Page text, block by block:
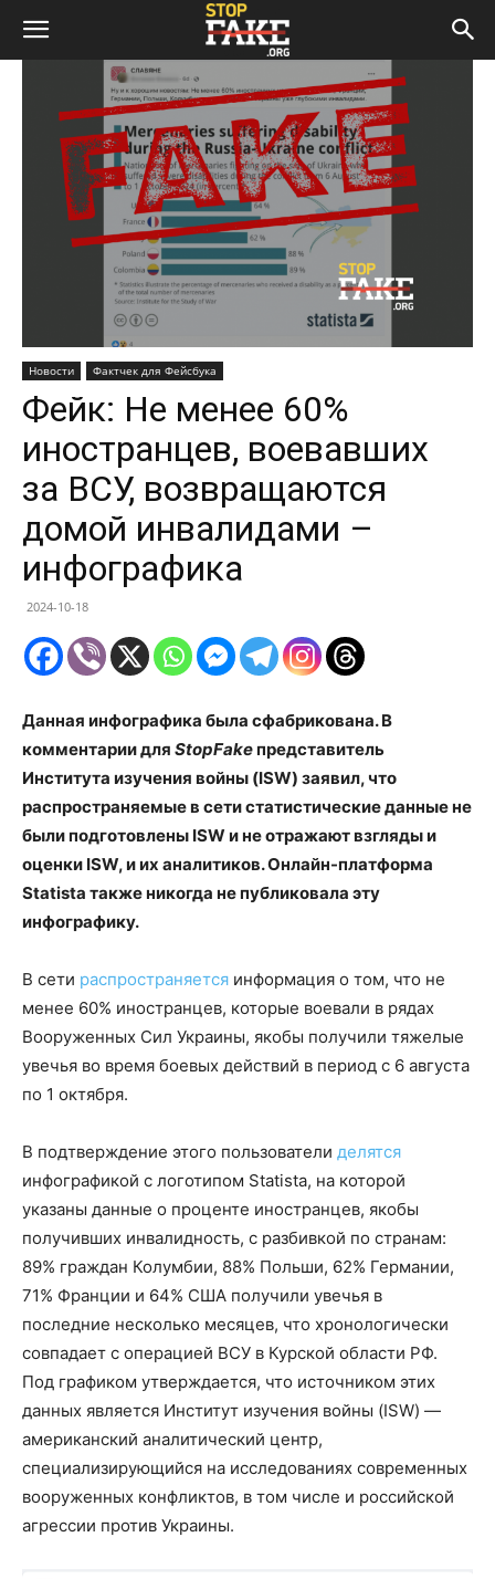
Новости Фактчек для Фейсбука
Фейк: Не менее 60%
иностранцев, воевавших
за ВСУ, возвращаются
домой инвалидами –
инфографика
2024-10-18
Данная инфографика была сфабрикована. В
комментарии для StopFakeпредставитель
Института изучения войны (ISW) заявил, что
распространяемые в сети статистические данные не
были подготовлены ISW и не отражают взгляды и
оценки ISW, и их аналитиков. Онлайн-платформа
Statista также никогда не публиковала эту
инфографику.
В сети распространяется информация о том, что не
менее 60% иностранцев, которые воевали в рядах
Вооруженных Сил Украины, якобы получили тяжелые
увечья во время боевых действий в период с 6 августа
по 1 октября.
В подтверждение этого пользователи делятся
инфографикой с логотипом Statista, на которой
указаны данные о проценте иностранцев, якобы
получивших инвалидность, с разбивкой по странам:
89% граждан Колумбии, 88% Польши, 62% Германии,
71% Франции и 64% США получили увечья в
последние несколько месяцев, что хронологически
совпадает с операцией ВСУ в Курской области РФ.
Под графиком утверждается, что источником этих
данных является Институт изучения войны (ISW) —
американский аналитический центр,
специализирующийся на исследованиях современных
вооруженных конфликтов, в том числе и российской
агрессии против Украины.